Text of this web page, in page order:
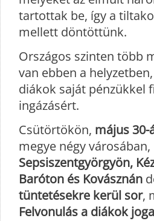
tartottak be, így a
mellett döntöttünk.
Országos szinten több
van ebben a
diákok saját pénzükkel
ingázásért.
Csütörtökön, május 30-
megye négy városában,
Sepsiszentgyörgyön,
Baróton és Kovásznán
tüntetésekre kerül sor,
Felvonulás a diákok